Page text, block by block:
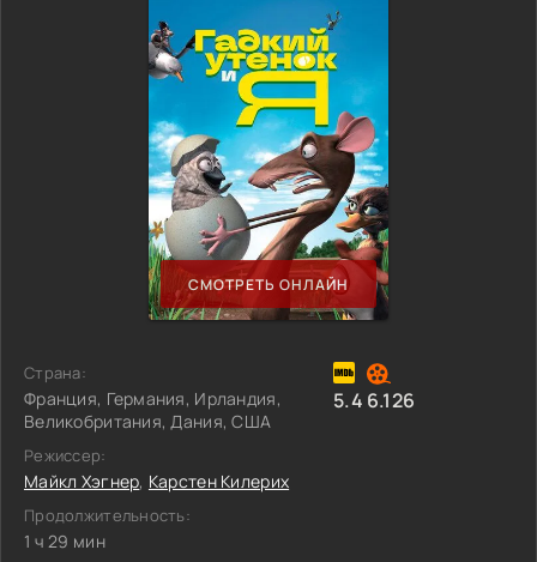
СМОТРЕТЬ ОНЛАЙН
Страна:
Франция, Германия, Ирландия,
Великобритания, Дания, США
Режиссер:
Майкл Хэгнер, Карстен Килерих
Продолжительность:
1 ч 29 мин
5.4 6.126